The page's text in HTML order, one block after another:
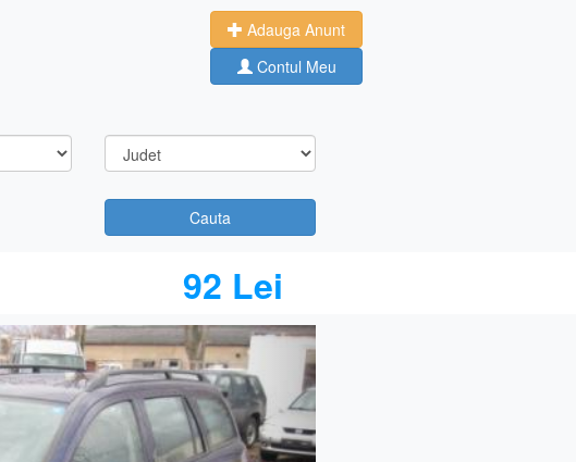
Adauga Anunt
Contul Meu
Cauta
92 Lei
Next